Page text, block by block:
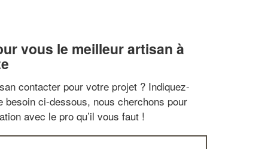
vous le meilleur artisan à
contacter pour votre projet ? Indiquez-
besoin ci-dessous, nous cherchons pour
avec le pro qu’il vous faut !